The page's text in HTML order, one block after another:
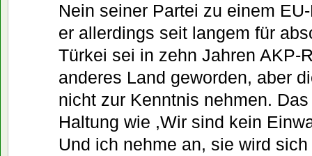
Nein seiner Partei zu einem
er allerdings seit langem für
Türkei sei in zehn Jahren AKP-
anderes Land geworden, aber
nicht zur Kenntnis nehmen.
Haltung wie ,Wir sind kein
Und ich nehme an, sie wird